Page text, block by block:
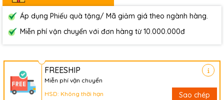
Áp dụng Phiếu quà tặng/ Mã giảm giá theo ngành hàng.
Miễn phí vận chuyển với đơn hàng từ 10.000.000đ
FREESHIP
Miễn phí vận chuyển
HSD: Không thời hạn
Sao chép